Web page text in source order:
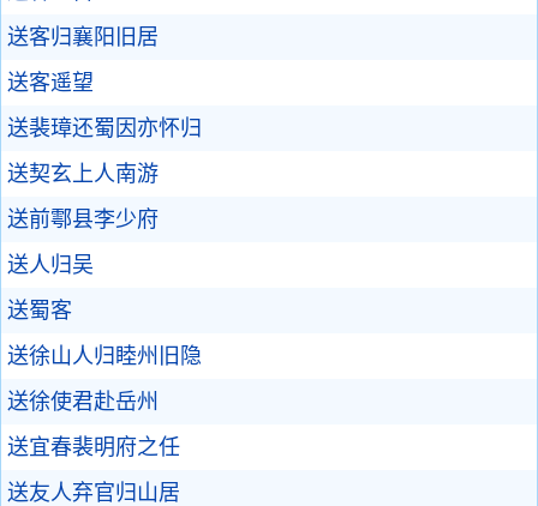
送客归襄阳旧居
送客遥望
送裴璋还蜀因亦怀归
送契玄上人南游
送前鄠县李少府
送人归吴
送蜀客
送徐山人归睦州旧隐
送徐使君赴岳州
送宜春裴明府之任
送友人弃官归山居